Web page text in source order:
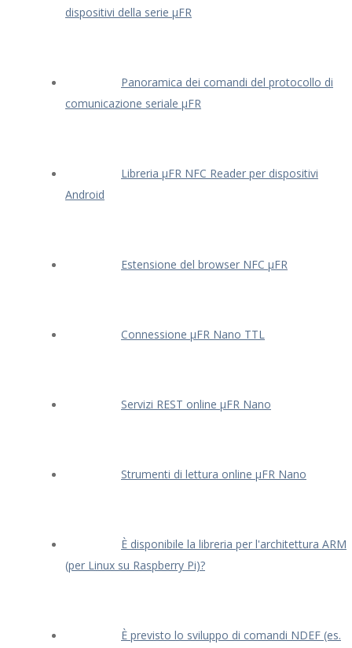
dispositivi della serie μFR
Panoramica dei comandi del protocollo di
comunicazione seriale μFR
Libreria μFR NFC Reader per dispositivi
Android
Estensione del browser NFC μFR
Connessione μFR Nano TTL
Servizi REST online μFR Nano
Strumenti di lettura online μFR Nano
È disponibile la libreria per l'architettura ARM
(per Linux su Raspberry Pi)?
È previsto lo sviluppo di comandi NDEF (es.